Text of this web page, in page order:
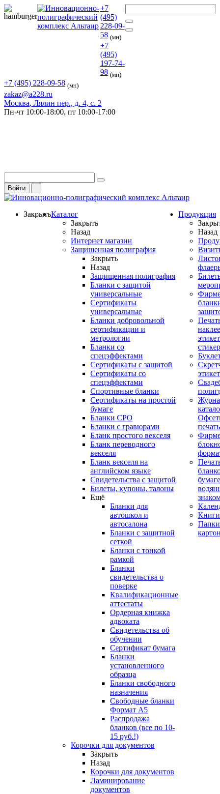
+7
(495)
228-09-
58 (мн)
+7
(495)
197-74-
98 (мн)
+7 (495) 228-09-58 (мн)
zakaz@a228.ru
Москва, Лялин пер., д. 4, с. 2
Пн-чт 10:00-18:00, пт 10:00-17:00
Войти
ЗакрытьКаталог
Закрыть
Назад
Интернет магазин
Защищенная полиграфия
Закрыть
Назад
Защищенная полиграфия
Бланки с защитой
универсальные
Сертификаты
универсальные
Бланки добровольной
сертификации и
метрологии
Бланки со
спецэффектами
Сертификаты с защитой
Сертификаты со
спецэффектами
Спортивные бланки
Cертификаты на простой
бумаге
Бланки СРО
Бланки с гравюрами
Бланк простого векселя
Бланк переводного
векселя
Бланк векселя на
английском языке
Свидетельства с защитой
Билеты, купоны, талоны
Ещё
Бланки для
автошкол и
автосалона
Бланки с защитной
сеткой
Бланки с тонкой
рамкой
Бланки
свидетельства о
поверке
Квалификационные
аттестаты
Ордерная книжка
адвоката
Свидетельства об
обучении
Сертификат бумага
Бланки
установленного
образца
Бланки свободного
назначения
Свободные бланки
Формат А5
Распродажа
бланков (все по 10-
15 руб.!)
Корочки для документов
Закрыть
Назад
Корочки для документов
Ламинирование
документов
Продукция
Назад
печать
Книги
Папки